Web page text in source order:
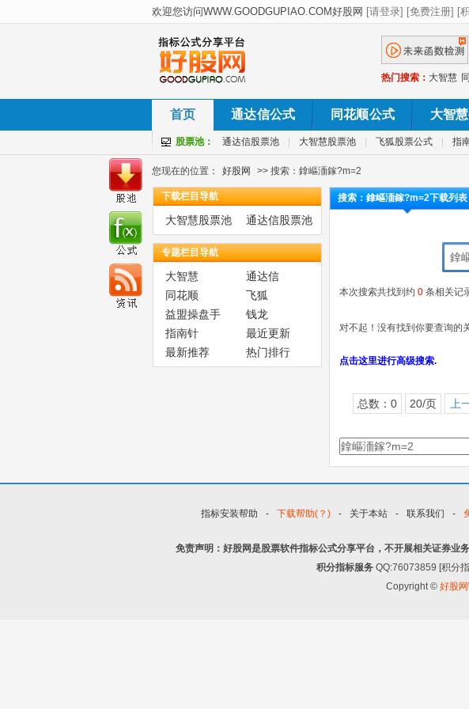
热门搜索： 大智慧
首页 通达信公式 同花顺公式 大智
股票池： 通达信股票池 大智慧股票池 飞狐股票公式 指
您现在的位置： 好股网 >> 搜索：鎿嶇洏鎵?m=2
下载栏目导航
大智慧股票池 通达信股票池
专题栏目导航
大智慧
通达信
同花顺
飞狐
益盟操盘手
钱龙
指南针
最近更新
最新推荐
热门排行
搜索：鎿嶇洏鎵?m=2下载列表
本次搜索共找到约 0 条相关记
对不起！没有找到你要查询的
点击这里进行高级搜索.
总数：0 20/页 上
指标安装帮助 - 下载帮助(？) - 关于本站 - 联系我们 -
免责声明：好股网是股票软件指标公式分享平台，不开展相关证券业
积分指标服务 QQ:76073859 [积分
Copyright © 好股